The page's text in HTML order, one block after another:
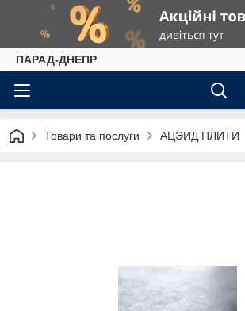
ПАРАД-ДНЕПР
Товари та послуги АЦЭИД ПЛИТИ